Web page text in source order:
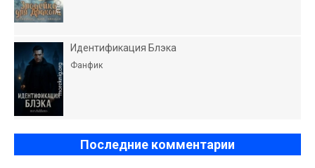
Идентификация Блэка
Фанфик
Последние комментарии